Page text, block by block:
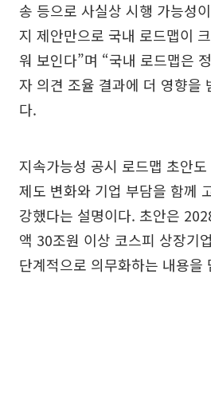
송 등으로 사실상 시행 가능성
지 제안만으로 국내 로드맵이
워 보인다”며 “국내 로드맵은
자 의견 조율 결과에 더 영향을
다.
지속가능성 공시 로드맵 초안
제도 변화와 기업 부담을 함께
강했다는 설명이다. 초안은
액 30조원 이상 코스피 상장기
단계적으로 의무화하는 내용을